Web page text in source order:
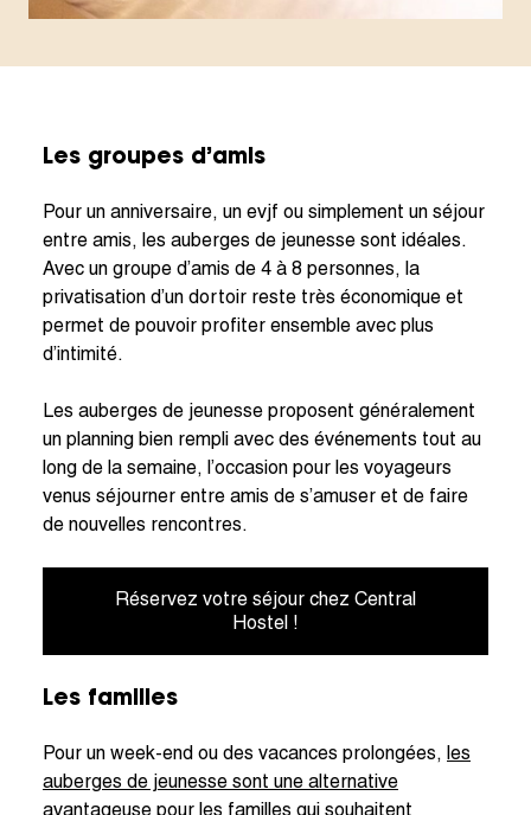
Les groupes d’amis
Pour un anniversaire, un evjf ou simplement un séjour
entre amis, les auberges de jeunesse sont idéales.
Avec un groupe d’amis de 4 à 8 personnes, la
privatisation d’un dortoir reste très économique et
permet de pouvoir profiter ensemble avec plus
d’intimité.
Les auberges de jeunesse proposent généralement
un planning bien rempli avec des événements tout au
long de la semaine, l’occasion pour les voyageurs
venus séjourner entre amis de s’amuser et de faire
de nouvelles rencontres.
Réservez votre séjour chez Central
Hostel !
Les familles
Pour un week-end ou des vacances prolongées, les
auberges de jeunesse sont une alternative
avantageuse pour les familles qui souhaitent